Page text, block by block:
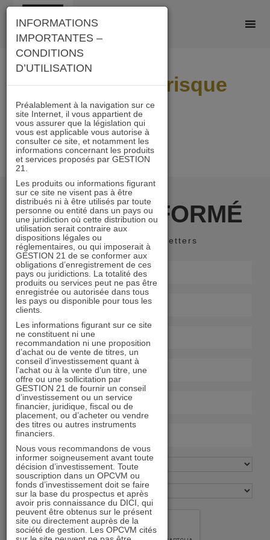
Skip
content
Hors IFI astérisque
RESTER INFORMÉ
Recevoir nos newsletters
INFORMATIONS
IMPORTANTES –
CONDITIONS
D’UTILISATION
Préalablement à la navigation sur ce
site Internet, il vous appartient de
vous assurer que la législation qui
vous est applicable vous autorise à
consulter ce site, et notamment les
informations concernant les produits
et services proposés par GESTION
21.
Les produits ou informations figurant
sur ce site ne visent pas à être
distribués ni à être utilisés par toute
personne ou entité dans un pays ou
une juridiction où cette distribution ou
utilisation serait contraire aux
dispositions légales ou
réglementaires, ou qui imposerait à
GESTION 21 de se conformer aux
obligations d’enregistrement de ces
pays ou juridictions. La totalité des
produits ou services peut ne pas être
enregistrée ou autorisée dans tous
les pays ou disponible pour tous les
clients.
Les informations figurant sur ce site
ne constituent ni une
recommandation ni une proposition
d’achat ou de vente de titres, un
conseil d’investissement quant à
l’achat ou à la vente d’un titre, une
offre ou une sollicitation par
GESTION 21 de fournir un conseil
d’investissement ou un service
financier, juridique, fiscal ou de
placement, ou d’acheter ou vendre
des titres ou autres instruments
financiers.
Nous vous recommandons de vous
informer soigneusement avant toute
décision d’investissement. Toute
souscription dans un OPCVM ou
fonds d’investissement doit se faire
sur la base du prospectus et après
avoir pris connaissance du DICI, qui
peuvent être obtenus sur le présent
site ou directement auprès de la
société de gestion. Les OPCVM cités